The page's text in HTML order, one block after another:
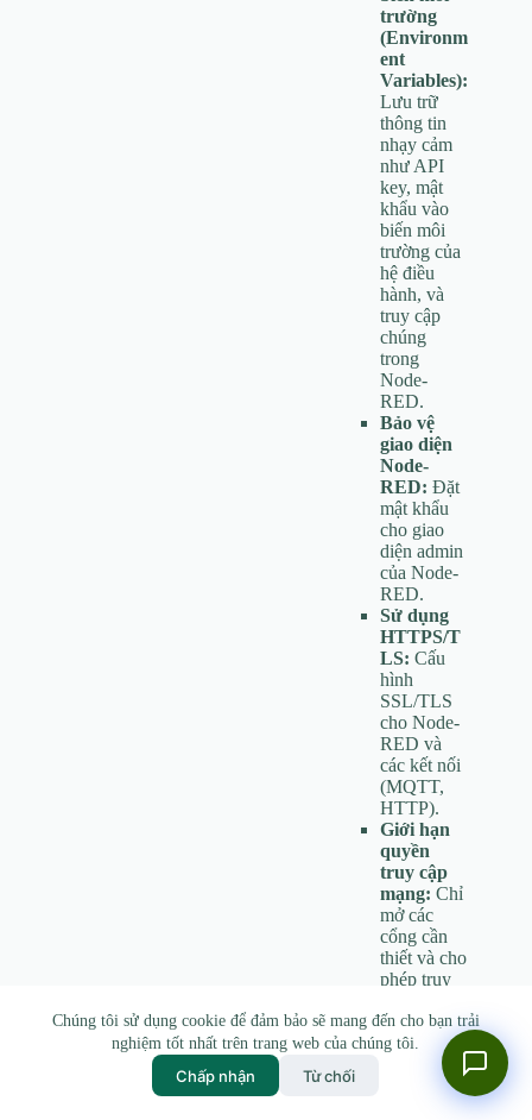
Chúng tôi sử dụng cookie để đảm bảo sẽ mang đến cho bạn trải
nghiệm tốt nhất trên trang web của chúng tôi.
Chấp nhận Từ chối
trường
(Environm
ent
Variables):
Lưu trữ
thông tin
nhạy cảm
như API
key, mật
khẩu vào
biến môi
trường của
hệ điều
hành, và
truy cập
chúng
trong
Node-
RED.
Bảo vệ
giao diện
Node-
RED: Đặt
mật khẩu
cho giao
diện admin
của Node-
RED.
Sử dụng
HTTPS/T
LS: Cấu
hình
SSL/TLS
cho Node-
RED và
các kết nối
(MQTT,
HTTP).
Giới hạn
quyền
truy cập
mạng: Chỉ
mở các
cổng cần
thiết và cho
phép truy
IP đáng tin
cậy.
Kiểm tra
các node